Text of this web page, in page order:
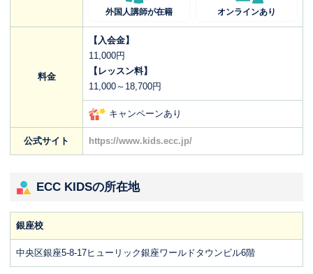
外国人講師が在籍 オンラインあり
料金
【入会金】
11,000円
【レッスン料】
11,000～18,700円
キャンペーンあり
公式サイト https://www.kids.ecc.jp/
ECC KIDSの所在地
銀座校
中央区銀座5-8-17ヒューリック銀座ワールドタウンビル6階